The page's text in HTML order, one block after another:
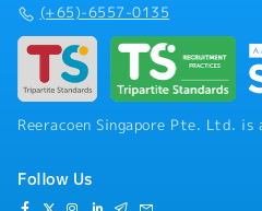
(+65)-6557-0135
Reeracoen Singapore Pte. Ltd. is
Follow Us